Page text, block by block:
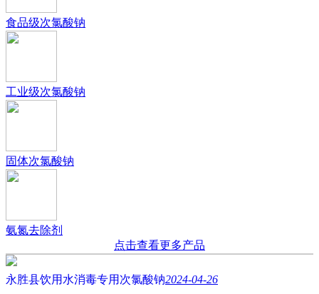
食品级次氯酸钠
工业级次氯酸钠
固体次氯酸钠
氨氮去除剂
点击查看更多产品
永胜县饮用水消毒专用次氯酸钠2024-04-26